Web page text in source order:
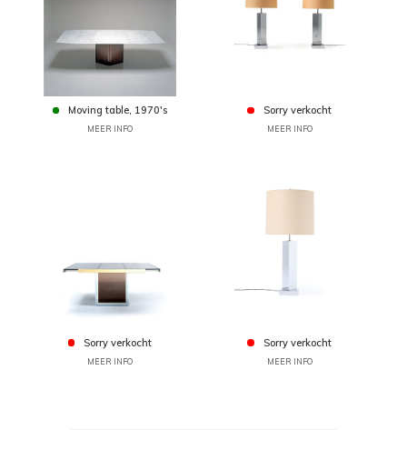
Moving table, 1970's
MEER INFO
Sorry verkocht
MEER INFO
Sorry verkocht
MEER INFO
Sorry verkocht
MEER INFO